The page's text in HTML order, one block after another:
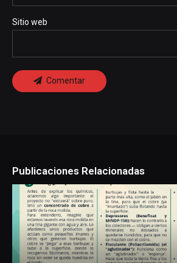
Sitio web
Comentar
Publicaciones Relacionadas